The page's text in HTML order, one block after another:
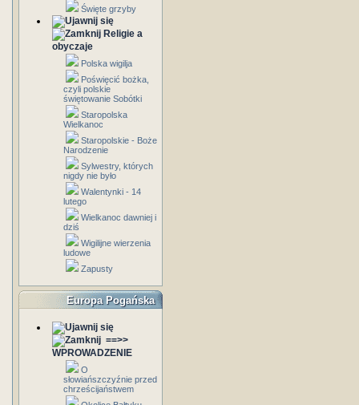
Święte grzyby
Religie a
obyczaje
Polska wigilja
Poświęcić bożka,
czyli polskie
świętowanie Sobótki
Staropolska
Wielkanoc
Staropolskie - Boże
Narodzenie
Sylwestry, których
nigdy nie było
Walentynki - 14
lutego
Wielkanoc dawniej i
dziś
Wigilijne wierzenia
ludowe
Zapusty
Europa Pogańska
==>>
WPROWADZENIE
O
słowiańszczyźnie przed
chrześcijaństwem